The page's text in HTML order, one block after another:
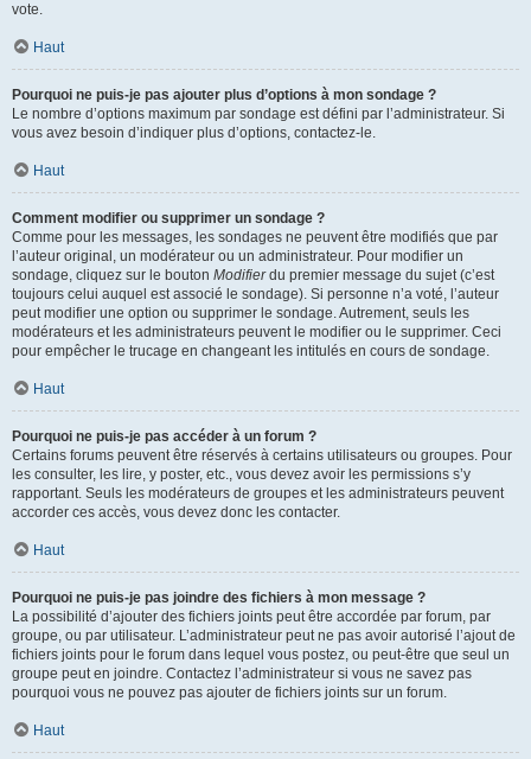
vote.
Haut
Pourquoi ne puis-je pas ajouter plus d’options à mon sondage ?
Le nombre d’options maximum par sondage est défini par l’administrateur. Si
vous avez besoin d’indiquer plus d’options, contactez-le.
Haut
Comment modifier ou supprimer un sondage ?
Comme pour les messages, les sondages ne peuvent être modifiés que par
l’auteur original, un modérateur ou un administrateur. Pour modifier un
sondage, cliquez sur le bouton Modifierdu premier message du sujet (c’est
toujours celui auquel est associé le sondage). Si personne n’a voté, l’auteur
peut modifier une option ou supprimer le sondage. Autrement, seuls les
modérateurs et les administrateurs peuvent le modifier ou le supprimer. Ceci
pour empêcher le trucage en changeant les intitulés en cours de sondage.
Haut
Pourquoi ne puis-je pas accéder à un forum ?
Certains forums peuvent être réservés à certains utilisateurs ou groupes. Pour
les consulter, les lire, y poster, etc., vous devez avoir les permissions s’y
rapportant. Seuls les modérateurs de groupes et les administrateurs peuvent
accorder ces accès, vous devez donc les contacter.
Haut
Pourquoi ne puis-je pas joindre des fichiers à mon message ?
La possibilité d’ajouter des fichiers joints peut être accordée par forum, par
groupe, ou par utilisateur. L’administrateur peut ne pas avoir autorisé l’ajout de
fichiers joints pour le forum dans lequel vous postez, ou peut-être que seul un
groupe peut en joindre. Contactez l’administrateur si vous ne savez pas
pourquoi vous ne pouvez pas ajouter de fichiers joints sur un forum.
Haut